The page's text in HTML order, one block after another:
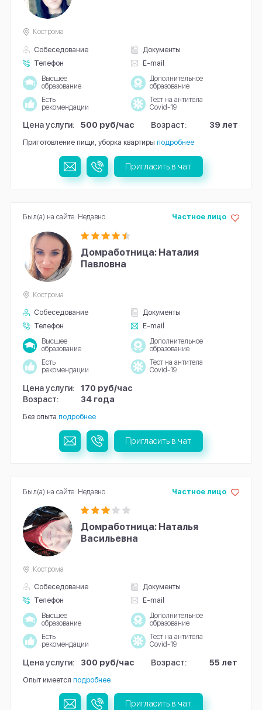
Собеседование
Документы
Телефон
E-mail
Кострома
Высшее
образование
Дополнительное
образование
Есть
рекомендации
Тест на антитела
Covid-19
Цена услуги: 500 руб/час Возраст: 39 лет
Приготовление пищи, уборка квартиры подробнее
Пригласить в чат
Домработница: Наталия
Павловна
Собеседование
Документы
Телефон
E-mail
Частное лицо
Кострома
Высшее
образование
Дополнительное
образование
Есть
рекомендации
Тест на антитела
Covid-19
Цена услуги:
170 руб/час
Возраст:
34 года
Без опыта подробнее
Был(а) на сайте: Недавно
Пригласить в чат
Домработница: Наталья
Васильевна
Собеседование
Документы
Телефон
E-mail
Частное лицо
Кострома
Высшее
образование
Дополнительное
образование
Есть
рекомендации
Тест на антитела
Covid-19
Цена услуги: 300 руб/час Возраст: 55 лет
Опыт имеется подробнее
Был(а) на сайте: Недавно
Пригласить в чат